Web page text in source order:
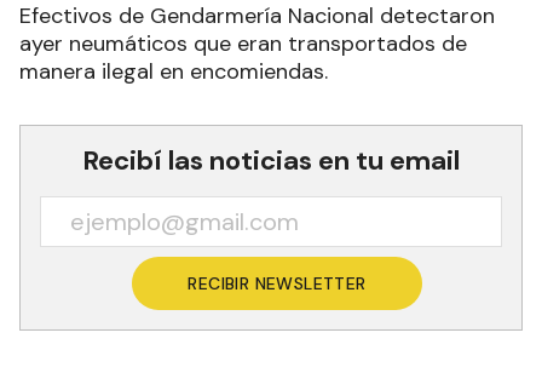
Efectivos de Gendarmería Nacional detectaron
ayer neumáticos que eran transportados de
manera ilegal en encomiendas.
Recibí las noticias en tu email
RECIBIR NEWSLETTER